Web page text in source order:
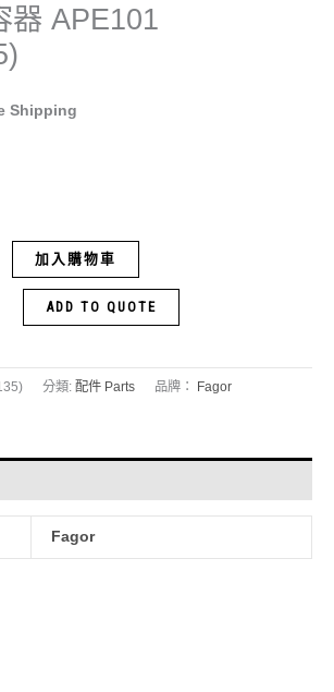
器 APE101
Shipping
加入購物車
ADD TO QUOTE
分類: 配件 Parts 品牌： Fagor
Fagor